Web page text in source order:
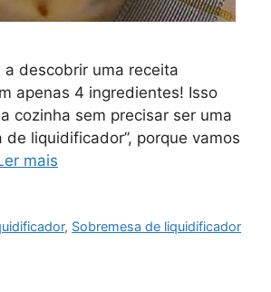
descobrir uma receita
apenas 4 ingredientes! Isso
cozinha sem precisar ser uma
liquidificador”, porque vamos
mais
, Sobremesa de liquidificador